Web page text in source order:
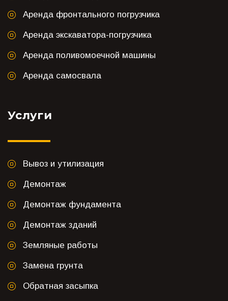
Аренда фронтального погрузчика
Аренда экскаватора-погрузчика
Аренда поливомоечной машины
Аренда самосвала
Услуги
Вывоз и утилизация
Демонтаж
Демонтаж фундамента
Демонтаж зданий
Земляные работы
Замена грунта
Обратная засыпка